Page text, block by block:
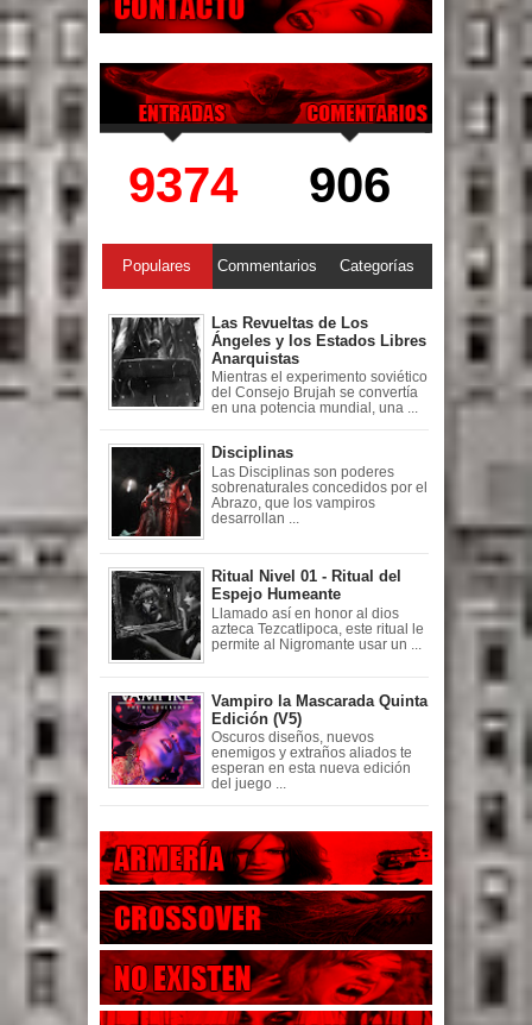
9374 906
Populares Commentarios Categorías
Las Revueltas de Los
Ángeles y los Estados Libres
Anarquistas
Mientras el experimento soviético
del Consejo Brujah se convertía
en una potencia mundial, una ...
Disciplinas
Las Disciplinas son poderes
sobrenaturales concedidos por el
Abrazo, que los vampiros
desarrollan ...
Ritual Nivel 01 - Ritual del
Espejo Humeante
Llamado así en honor al dios
azteca Tezcatlipoca, este ritual le
permite al Nigromante usar un ...
Vampiro la Mascarada Quinta
Edición (V5)
Oscuros diseños, nuevos
enemigos y extraños aliados te
esperan en esta nueva edición
del juego ...